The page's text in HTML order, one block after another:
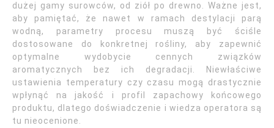
dużej gamy surowców, od ziół po drewno. Ważne jest,
aby pamiętać, że nawet w ramach destylacji parą
wodną, parametry procesu muszą być ściśle
dostosowane do konkretnej rośliny, aby zapewnić
optymalne wydobycie cennych związków
aromatycznych bez ich degradacji. Niewłaściwe
ustawienia temperatury czy czasu mogą drastycznie
wpłynąć na jakość i profil zapachowy końcowego
produktu, dlatego doświadczenie i wiedza operatora są
tu nieocenione.